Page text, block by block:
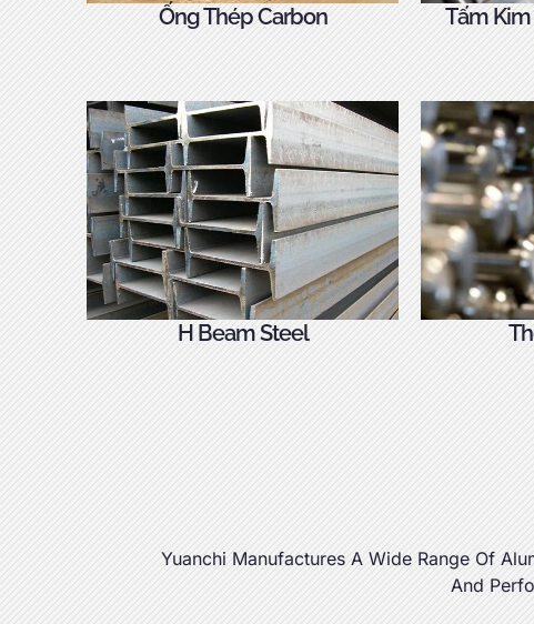
Ống Thép Carbon
Tấm
H Beam Steel
Yuanchi Manufactures A Wide Range Of
And